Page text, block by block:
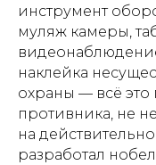
инструмент
муляж камеры,
наклейка
охраны — всё это
противника, не
на
разработал